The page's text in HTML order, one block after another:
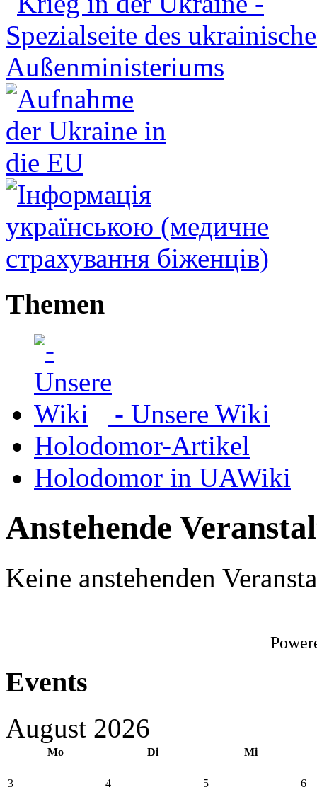
Themen
- Unsere Wiki
Holodomor-Artikel
Holodomor in UAWiki
Anstehende
Keine anstehenden
Events
August 2026
Mo Di Mi
3 4 5
6